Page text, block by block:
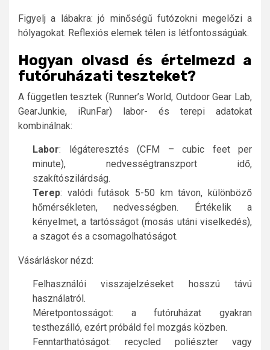
Figyelj a lábakra: jó minőségű futózokni megelőzi a
hólyagokat. Reflexiós elemek télen is létfontosságúak.
Hogyan olvasd és értelmezd a
futóruházati teszteket?
A független tesztek (Runner’s World, Outdoor Gear Lab,
GearJunkie, iRunFar) labor- és terepi adatokat
kombinálnak:
Labor: légáteresztés (CFM – cubic feet per
minute), nedvességtranszport idő,
szakítószilárdság.
Terep: valódi futások 5-50 km távon, különböző
hőmérsékleten, nedvességben. Értékelik a
kényelmet, a tartósságot (mosás utáni viselkedés),
a szagot és a csomagolhatóságot.
Vásárláskor nézd:
Felhasználói visszajelzéseket hosszú távú
használatról.
Méretpontosságot: a futóruházat gyakran
testhezálló, ezért próbáld fel mozgás közben.
Fenntarthatóságot: recycled poliészter vagy